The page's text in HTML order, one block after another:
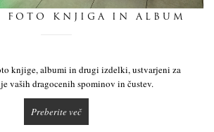
FOTO KNJIGA IN ALBUM
knjige, albumi in drugi izdelki, ustvarjeni za
vaših dragocenih spominov in čustev.
Preberite več